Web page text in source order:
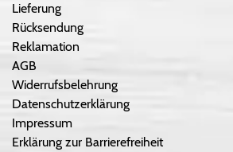
Lieferung
Rücksendung
Reklamation
AGB
Widerrufsbelehrung
Datenschutzerklärung
Impressum
Erklärung zur Barrierefreiheit